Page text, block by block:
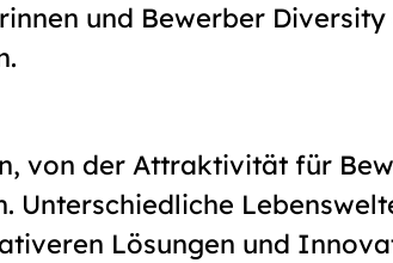
und Bewerber
von der Attraktivität für
Unterschiedliche
Lösungen und